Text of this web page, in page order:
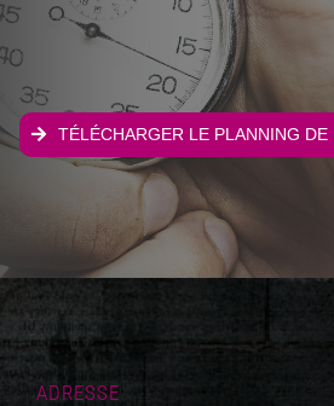
TÉLÉCHARGER LE PLANNING
ADRESSE